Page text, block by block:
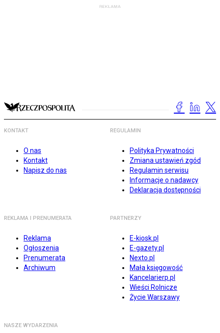
KONTAKT
O nas
Kontakt
Napisz do nas
REGULAMIN
Polityka Prywatności
Zmiana ustawień zgód
Regulamin serwisu
Informacje o nadawcy
Deklaracja dostępności
REKLAMA I PRENUMERATA
Reklama
Ogłoszenia
Prenumerata
Archiwum
PARTNERZY
E-kiosk.pl
E-gazety.pl
Nexto.pl
Mała księgowość
Kancelarierp.pl
Wieści Rolnicze
Życie Warszawy
NASZE WYDARZENIA